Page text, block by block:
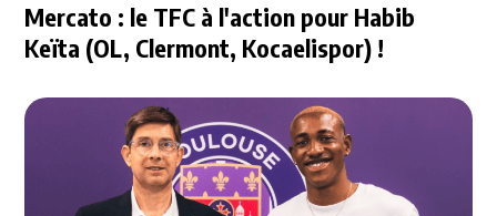
Mercato : le TFC à l'action pour Habib
Keïta (OL, Clermont, Kocaelispor) !